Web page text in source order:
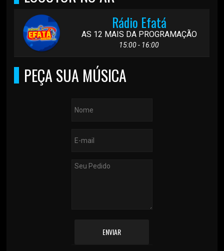
Rádio Efatá
AS 12 MAIS DA PROGRAMAÇÃO
15:00 - 16:00
PEÇA SUA MÚSICA
ENVIAR